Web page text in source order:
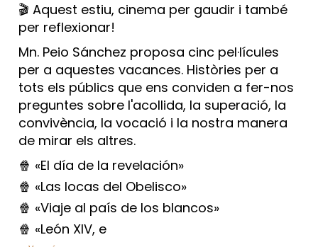
🎬 Aquest estiu, cinema per gaudir i també
per reflexionar!
Mn. Peio Sánchez proposa cinc pel·lícules
per a aquestes vacances. Històries per a
tots els públics que ens conviden a fer-nos
preguntes sobre l'acollida, la superació, la
convivència, la vocació i la nostra manera
de mirar els altres.
🍿 «El día de la revelación»
🍿 «Las locas del Obelisco»
🍿 «Viaje al país de los blancos»
🍿 «León XIV, e